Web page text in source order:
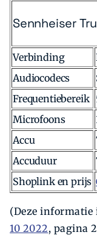
Sennheiser
Verbinding
Audiocodecs
Frequentiebereik
Microfoons
Accu
Accuduur
Shoplink en prijs
(Deze
10 2022, pagina